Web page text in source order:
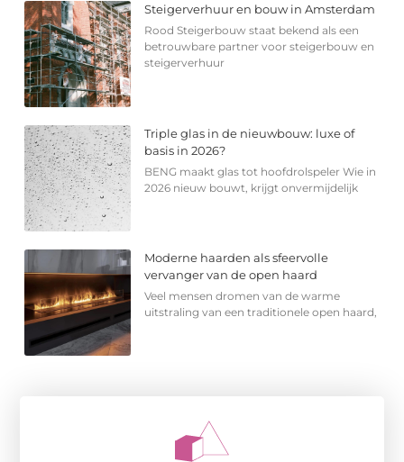
Steigerverhuur en bouw in Amsterdam
Rood Steigerbouw staat bekend als een
betrouwbare partner voor steigerbouw en
steigerverhuur
Triple glas in de nieuwbouw: luxe of
basis in 2026?
BENG maakt glas tot hoofdrolspeler Wie in
2026 nieuw bouwt, krijgt onvermijdelijk
Moderne haarden als sfeervolle
vervanger van de open haard
Veel mensen dromen van de warme
uitstraling van een traditionele open haard,